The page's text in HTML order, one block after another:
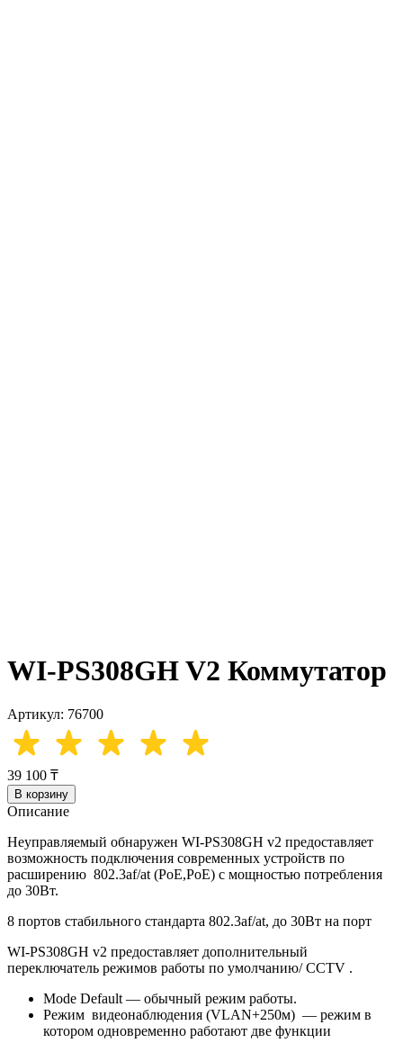
WI-PS308GH V2 Коммутатор
Артикул: 76700
39 100 ₸
В корзину
Описание
Неуправляемый обнаружен WI-PS308GH v2 предоставляет
возможность подключения современных устройств по
расширению 802.3af/at (PoE,PoE) c мощностью потребления
до 30Вт.
8 портов стабильного стандарта 802.3af/at, до 30Вт на порт
WI-PS308GH v2 предоставляет дополнительный
переключатель режимов работы по умолчанию/ CCTV .
Mode Default — обычный режим работы.
Режим видеонаблюдения (VLAN+250м) — режим в
котором одновременно работают две функции